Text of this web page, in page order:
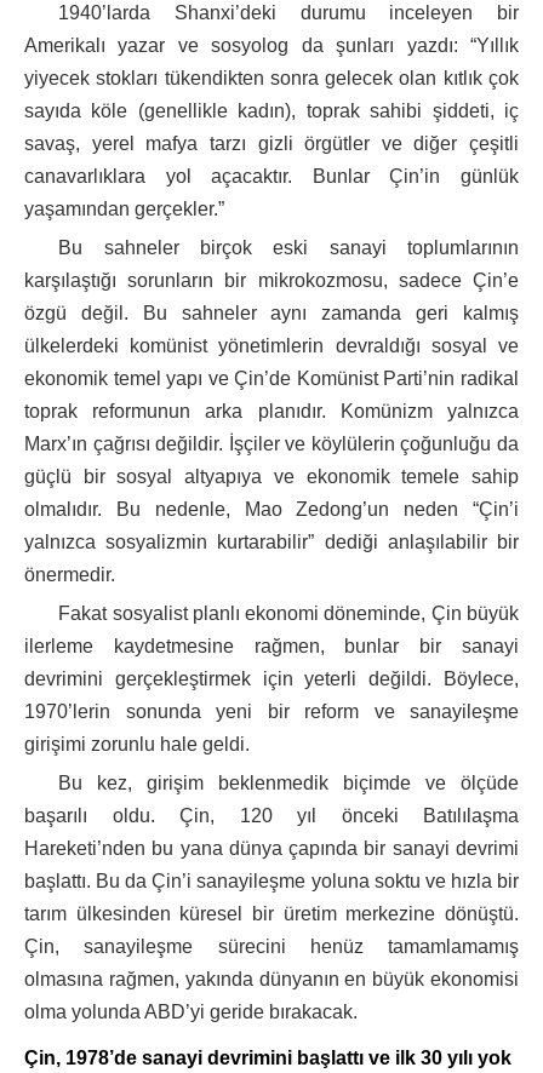
1940’larda Shanxi’deki durumu inceleyen bir
Amerikalı yazar ve sosyolog da şunları yazdı: “Yıllık
yiyecek stokları tükendikten sonra gelecek olan kıtlık çok
sayıda köle (genellikle kadın), toprak sahibi şiddeti, iç
savaş, yerel mafya tarzı gizli örgütler ve diğer çeşitli
canavarlıklara yol açacaktır. Bunlar Çin’in günlük
yaşamından gerçekler.”
Bu sahneler birçok eski sanayi toplumlarının
karşılaştığı sorunların bir mikrokozmosu, sadece Çin’e
özgü değil. Bu sahneler aynı zamanda geri kalmış
ülkelerdeki komünist yönetimlerin devraldığı sosyal ve
ekonomik temel yapı ve Çin’de Komünist Parti’nin radikal
toprak reformunun arka planıdır. Komünizm yalnızca
Marx’ın çağrısı değildir. İşçiler ve köylülerin çoğunluğu da
güçlü bir sosyal altyapıya ve ekonomik temele sahip
olmalıdır. Bu nedenle, Mao Zedong’un neden “Çin’i
yalnızca sosyalizmin kurtarabilir” dediği anlaşılabilir bir
önermedir.
Fakat sosyalist planlı ekonomi döneminde, Çin büyük
ilerleme kaydetmesine rağmen, bunlar bir sanayi
devrimini gerçekleştirmek için yeterli değildi. Böylece,
1970’lerin sonunda yeni bir reform ve sanayileşme
girişimi zorunlu hale geldi.
Bu kez, girişim beklenmedik biçimde ve ölçüde
başarılı oldu. Çin, 120 yıl önceki Batılılaşma
Hareketi’nden bu yana dünya çapında bir sanayi devrimi
başlattı. Bu da Çin’i sanayileşme yoluna soktu ve hızla bir
tarım ülkesinden küresel bir üretim merkezine dönüştü.
Çin, sanayileşme sürecini henüz tamamlamamış
olmasına rağmen, yakında dünyanın en büyük ekonomisi
olma yolunda ABD’yi geride bırakacak.
Çin, 1978’de sanayi devrimini başlattı ve ilk 30 yılı yok